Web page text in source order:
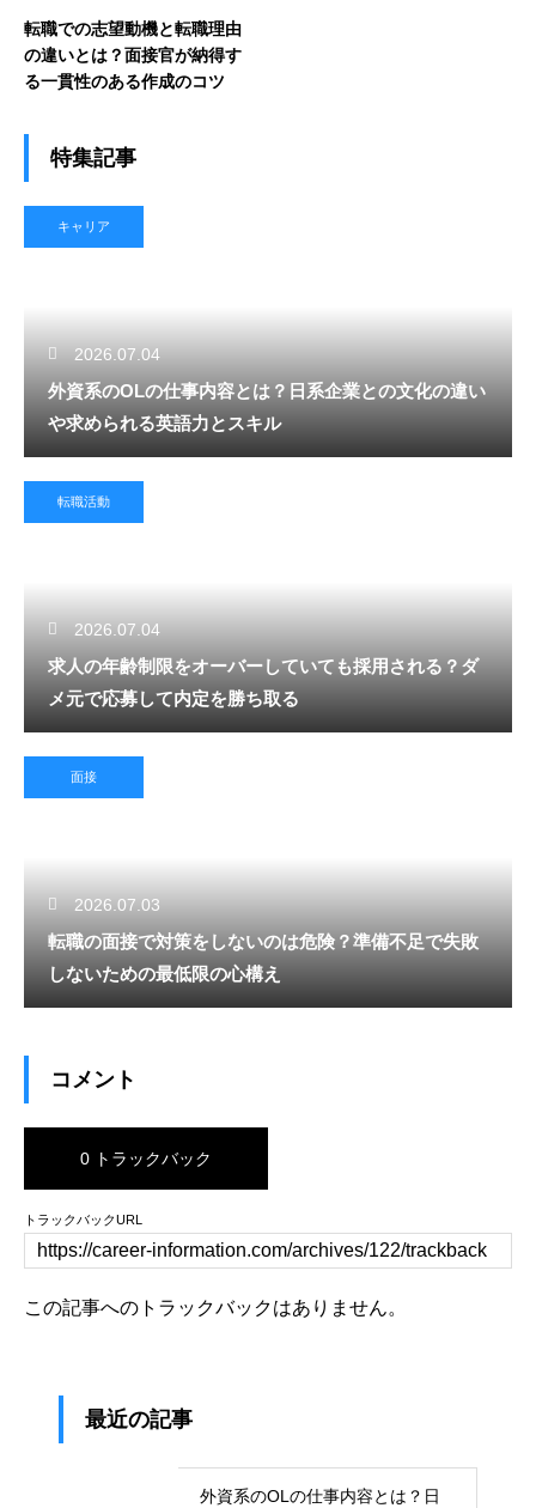
転職での志望動機と転職理由
の違いとは？面接官が納得す
る一貫性のある作成のコツ
特集記事
キャリア
2026.07.04
外資系のOLの仕事内容とは？日系企業との文化の違い
や求められる英語力とスキル
転職活動
2026.07.04
求人の年齢制限をオーバーしていても採用される？ダ
メ元で応募して内定を勝ち取る
面接
2026.07.03
転職の面接で対策をしないのは危険？準備不足で失敗
しないための最低限の心構え
コメント
0 トラックバック
トラックバックURL
この記事へのトラックバックはありません。
最近の記事
外資系のOLの仕事内容とは？日